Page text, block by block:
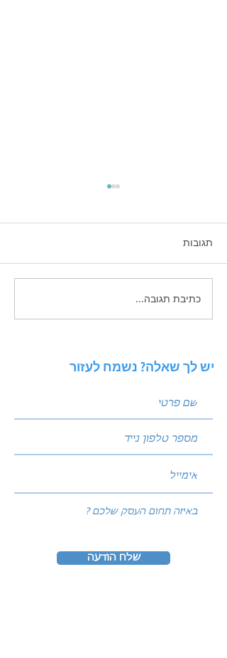
מהנשמע? המדריך
תגובות
כתיבת תגובה...
יש לך שאלה? נשמח לעזור
שלח הודעה